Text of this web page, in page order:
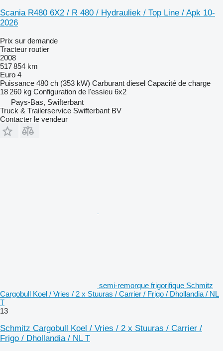
Scania R480 6X2 / R 480 / Hydrauliek / Top Line / Apk 10-
2026
Prix sur demande
Tracteur routier
2008
517 854 km
Euro 4
Puissance 480 ch (353 kW) Carburant diesel Capacité de charge
18 260 kg Configuration de l'essieu 6x2
Pays-Bas, Swifterbant
Truck & Trailerservice Swifterbant BV
Contacter le vendeur
semi-remorque frigorifique Schmitz
Cargobull Koel / Vries / 2 x Stuuras / Carrier / Frigo / Dhollandia / NL
T
13
Schmitz Cargobull Koel / Vries / 2 x Stuuras / Carrier /
Frigo / Dhollandia / NL T